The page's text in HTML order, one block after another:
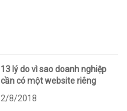
13 lý do vì sao doanh nghiệp
cần có một website riêng
2/8/2018